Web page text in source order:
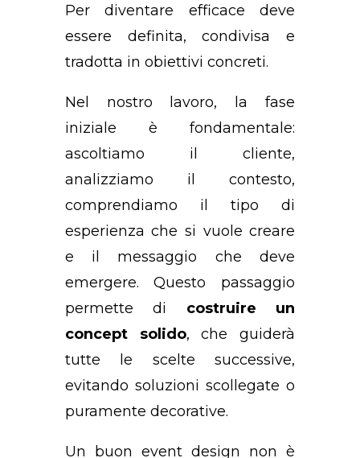
Per diventare efficace deve
essere definita, condivisa e
tradotta in obiettivi concreti.
Nel nostro lavoro, la fase
iniziale è fondamentale:
ascoltiamo il cliente,
analizziamo il contesto,
comprendiamo il tipo di
esperienza che si vuole creare
e il messaggio che deve
emergere. Questo passaggio
permette di costruire un
concept solido, che guiderà
tutte le scelte successive,
evitando soluzioni scollegate o
puramente decorative.
Un buon event design non è